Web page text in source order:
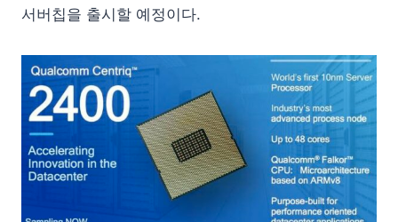
서버칩을 출시할 예정이다.